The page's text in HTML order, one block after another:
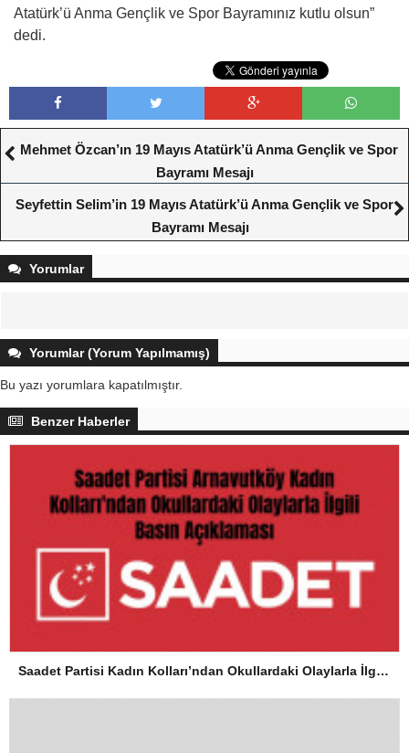
Atatürk’ü Anma Gençlik ve Spor Bayramınız kutlu olsun”
dedi.
Mehmet Özcan’ın 19 Mayıs Atatürk’ü Anma Gençlik ve Spor
Bayramı Mesajı
Seyfettin Selim’in 19 Mayıs Atatürk’ü Anma Gençlik ve Spor
Bayramı Mesajı
Yorumlar
Yorumlar (Yorum Yapılmamış)
Bu yazı yorumlara kapatılmıştır.
Benzer Haberler
Saadet Partisi Kadın Kolları’ndan Okullardaki Olaylarla İlgili Basın Açıklaması